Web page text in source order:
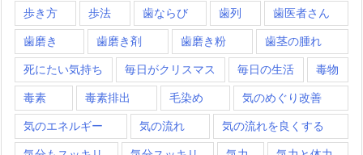
歩き方 歩法 歯ならび 歯列 歯医者さん
歯磨き 歯磨き剤 歯磨き粉 歯茎の腫れ
死にたい気持ち 毎日がクリスマス 毎日の生活 毒物
毒素 毒素排出 毛染め 気のめぐり改善
気のエネルギー 気の流れ 気の流れを良くする